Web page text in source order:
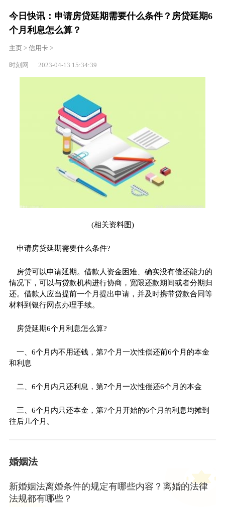
今日快讯：申请房贷延期需要什么条件？房贷延期6
个月利息怎么算？
主页> 信用卡>
时刻网 2023-04-13 15:34:39
(相关资料图)
申请房贷延期需要什么条件?
房贷可以申请延期。借款人资金困难、确实没有偿还能力的
情况下，可以与贷款机构进行协商，宽限还款期间或者分期归
还。借款人应当提前一个月提出申请，并及时携带贷款合同等
材料到银行网点办理手续。
房贷延期6个月利息怎么算?
一、6个月内不用还钱，第7个月一次性偿还前6个月的本金
和利息
二、6个月内只还利息，第7个月一次性偿还6个月的本金
三、6个月内只还本金，第7个月开始的6个月的利息均摊到
往后几个月。
婚姻法
新婚姻法离婚条件的规定有哪些内容？离婚的法律
法规都有哪些？